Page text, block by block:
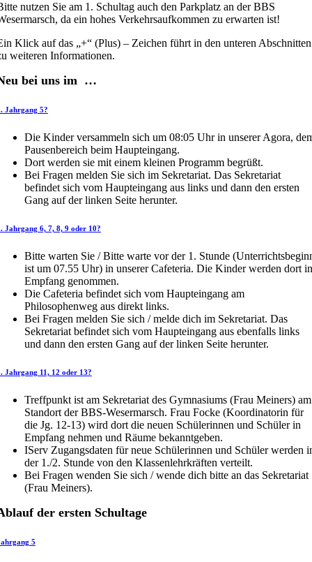
nutzen Sie am 1. Schultag auch den Parkplatz an der BBS
da ein hohes Verkehrsaufkommen zu erwarten ist!
Klick auf das „+“ (Plus) – Zeichen führt in den unteren Abschnitten
weiteren Informationen.
bei uns im …
Jahrgang 5?
Die Kinder versammeln sich um 08:05 Uhr in unserer Agora,
Pausenbereich beim Haupteingang.
Dort werden sie mit einem kleinen Programm begrüßt.
Bei Fragen melden Sie sich im Sekretariat. Das Sekretariat
befindet sich vom Haupteingang aus links und dann den ersten
Gang auf der linken Seite herunter.
Jahrgang 6, 7, 8, 9 oder 10?
Bitte warten Sie / Bitte warte vor der 1. Stunde
ist um 07.55 Uhr) in unserer Cafeteria. Die Kinder werden dort in
Empfang genommen.
Die Cafeteria befindet sich vom Haupteingang am
Philosophenweg aus direkt links.
Bei Fragen melden Sie sich / melde dich im Sekretariat. Das
Sekretariat befindet sich vom Haupteingang aus ebenfalls links
und dann den ersten Gang auf der linken Seite herunter.
Jahrgang 11, 12 oder 13?
Treffpunkt ist am Sekretariat des Gymnasiums (Frau Meiners) am
Standort der BBS-Wesermarsch. Frau Focke (Koordinatorin für
die Jg. 12-13) wird dort die neuen Schülerinnen und Schüler in
Empfang nehmen und Räume bekanntgeben.
IServ Zugangsdaten für neue Schülerinnen und Schüler werden
der 1./2. Stunde von den Klassenlehrkräften verteilt.
Bei Fragen wenden Sie sich / wende dich bitte an das Sekretariat
(Frau Meiners).
der ersten Schultage
5